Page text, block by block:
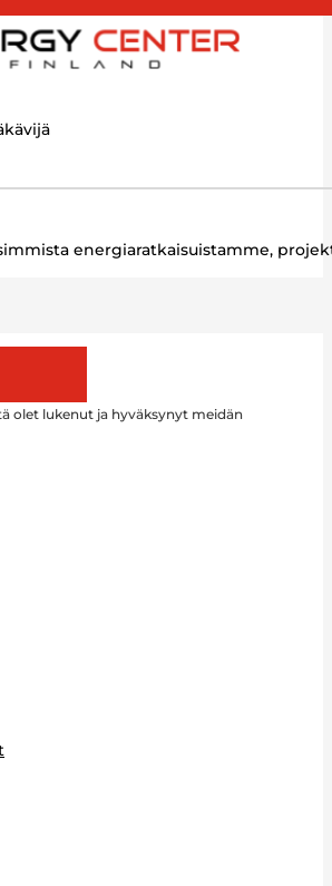
energiaratkaisuistamme,
olet lukenut ja hyväksynyt meidän